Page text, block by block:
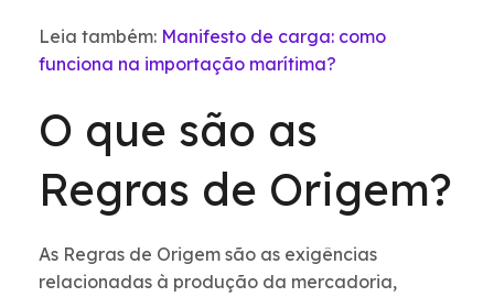
Leia também: Manifesto de carga: como
funciona na importação marítima?
O que são as
Regras de Origem?
As Regras de Origem são as exigências
relacionadas à produção da mercadoria,